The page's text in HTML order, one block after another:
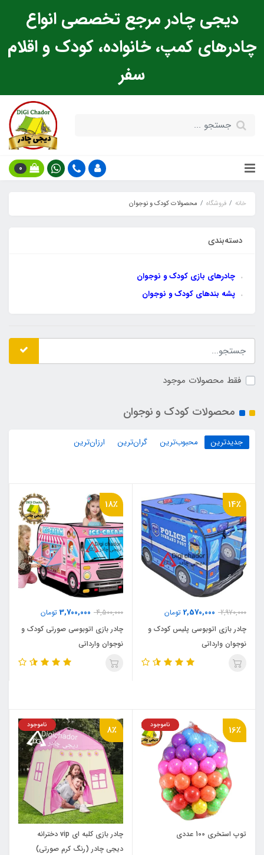
دیجی چادر مرجع تخصصی انواع
چادرهای کمپ، خانواده، کودک و اقلام
سفر
0
خانه فروشگاه محصولات کودک و نوجوان
دسته‌بندی
چادرهای بازی کودک و نوجوان
پشه‌ بندهای کودک و نوجوان
فقط محصولات موجود
محصولات کودک و نوجوان
جدیدترین محبوب‌ترین گران‌ترین ارزان‌ترین
14٪
2,970,000
2,570,000 تومان
چادر بازی اتوبوسی پلیس کودک و
نوجوان وارداتی
18٪
4,500,000
3,700,000 تومان
چادر بازی اتوبوسی صورتی کودک و
نوجوان وارداتی
16٪ ناموجود
توپ استخری 100 عددی
8٪ ناموجود
چادر بازی کلبه ای vip دخترانه
دیجی چادر (رنگ کرم صورتی)